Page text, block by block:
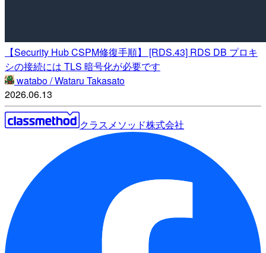
【Security Hub CSPM修復手順】 [RDS.43] RDS DB プロキ
シの接続には TLS 暗号化が必要です
watabo / Wataru Takasato
2026.06.13
クラスメソッド株式会社